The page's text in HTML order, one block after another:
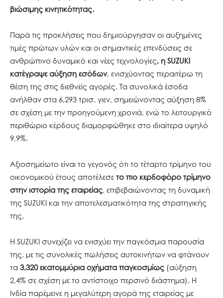
βιώσιμης κινητικότητας.
Παρά τις προκλήσεις που δημιούργησαν οι αυξημένες
τιμές πρώτων υλών και οι σημαντικές επενδύσεις σε
ανθρώπινο δυναμικό και νέες τεχνολογίες, η SUZUKI
κατέγραψε αύξηση εσόδων, ενισχύοντας περαιτέρω τη
θέση της στις διεθνείς αγορές. Τα συνολικά έσοδα
ανήλθαν στα 6,293 τρισ. γιεν, σημειώνοντας αύξηση 8%
σε σχέση με την προηγούμενη χρονιά, ενώ το λειτουργικό
περιθώριο κέρδους διαμορφώθηκε στο ιδιαίτερα υψηλό
9,9%.
Αξιοσημείωτο είναι το γεγονός ότι το τέταρτο τρίμηνο του
οικονομικού έτους αποτέλεσε το πιο κερδοφόρο τρίμηνο
στην ιστορία της εταιρείας, επιβεβαιώνοντας τη δυναμική
της SUZUKI και την αποτελεσματικότητα της στρατηγικής
της.
Η SUZUKI συνεχίζει να ενισχύει την παγκόσμια παρουσία
της, με τις συνολικές πωλήσεις αυτοκινήτων να φτάνουν
τα 3,320 εκατομμύρια οχήματα παγκοσμίως (αύξηση
2,4% σε σχέση με το αντίστοιχο περσινό διάστημα). Η
Ινδία παρέμεινε η μεγαλύτερη αγορά της εταιρείας με